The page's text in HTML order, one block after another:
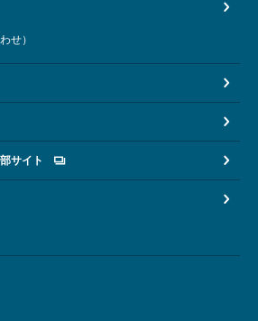
せ）
サイト